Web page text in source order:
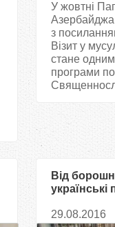
У жовтні
з
Візит у
стане одним
програми
Від
українські
29.08.2016